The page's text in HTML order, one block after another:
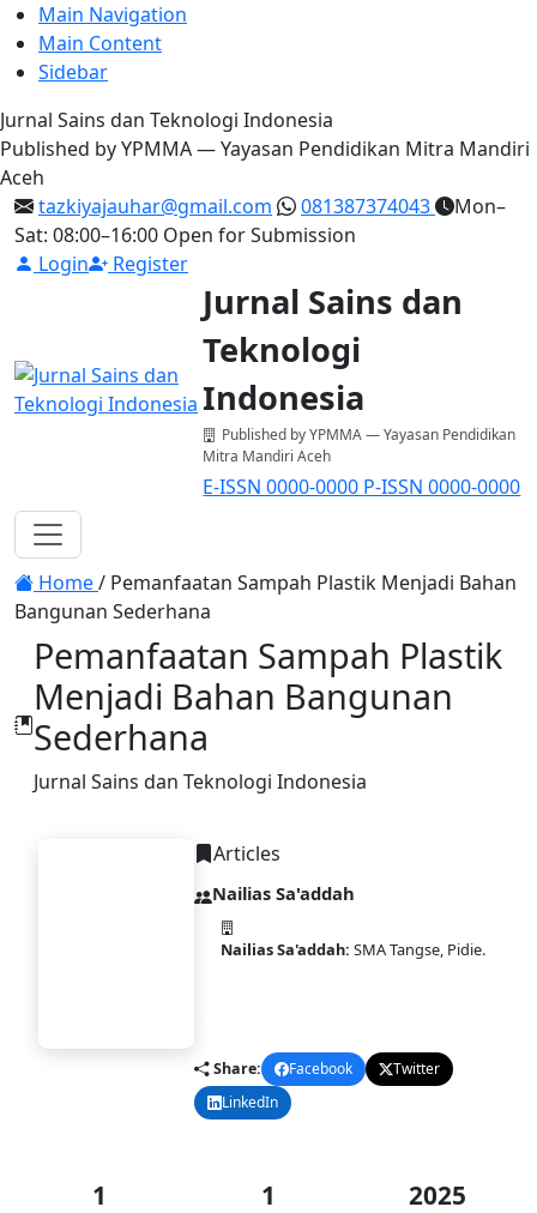
Main Navigation
Main Content
Sidebar
Jurnal Sains dan Teknologi Indonesia
Published by YPMMA — Yayasan Pendidikan Mitra Mandiri
Aceh
tazkiyajauhar@gmail.com
081387374043
Mon–
Sat: 08:00–16:00 Open for Submission
Login
Register
Jurnal Sains dan
Teknologi
Indonesia
Published by YPMMA — Yayasan Pendidikan
Mitra Mandiri Aceh
E-ISSN 0000-0000 P-ISSN 0000-0000
Register
Toggle navigation
Home/ Pemanfaatan Sampah Plastik Menjadi Bahan
Bangunan Sederhana
Pemanfaatan Sampah Plastik
Menjadi Bahan Bangunan
Sederhana
Jurnal Sains dan Teknologi Indonesia
Articles
Nailias Sa'addah
Nailias Sa'addah: SMA Tangse, Pidie.
Share: Facebook
Twitter
LinkedIn
1 1 2025